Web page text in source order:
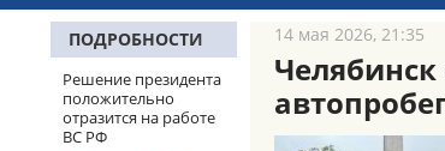
ПОДРОБНОСТИ
Решение президента
положительно
отразится на работе
ВС РФ
14 мая 2026, 21:35